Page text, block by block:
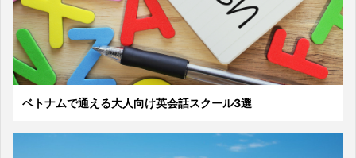
ベトナムで通える大人向け英会話スクール3選